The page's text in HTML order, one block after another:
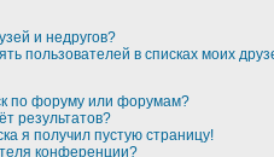
и недругов?
пользователей в списках моих
по форуму или форумам?
результатов?
я получил пустую страницу!
конференции?